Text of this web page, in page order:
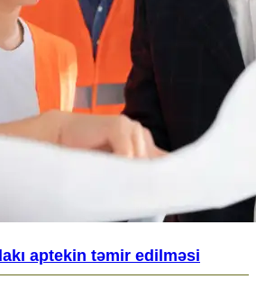
aptekin təmir edilməsi